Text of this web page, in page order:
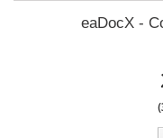
eaDocX -